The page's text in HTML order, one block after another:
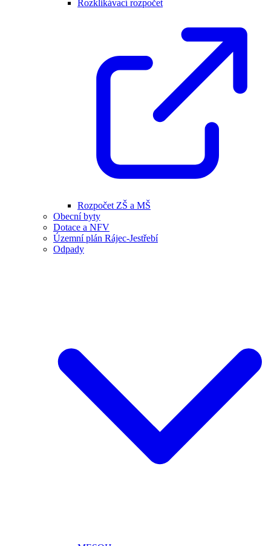
Rozklikávací rozpočet
Rozpočet ZŠ a MŠ
Obecní byty
Dotace a NFV
Územní plán Rájec-Jestřebí
Odpady